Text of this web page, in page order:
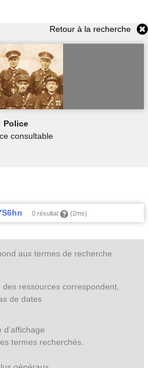
Retour à la recherche
Police
consultable
0 résultat (2ms)
aux termes de recherche
ressources correspondent,
de dates
termes recherchés.